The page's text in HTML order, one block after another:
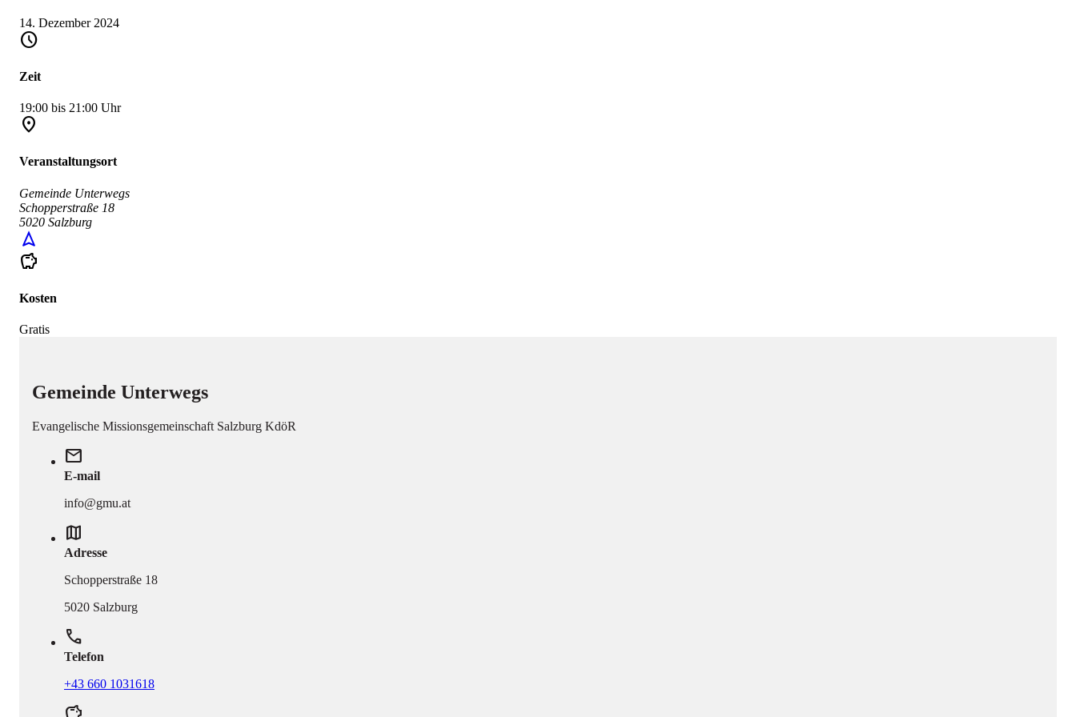
14. Dezember 2024
schedule
Zeit
19:00 bis 21:00 Uhr
place
Veranstaltungsort
Gemeinde Unterwegs
Schopperstraße 18
5020 Salzburg
navigation
savings
Kosten
Gratis
Gemeinde Unterwegs
Evangelische Missionsgemeinschaft Salzburg KdöR
mail
E-mail
info@gmu.at
map
Adresse
Schopperstraße 18
5020 Salzburg
phone
Telefon
+43 660 1031618